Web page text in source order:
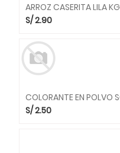
ARROZ CASERITA LILA
S/2.90
COLORANTE EN POLVO
S/2.50